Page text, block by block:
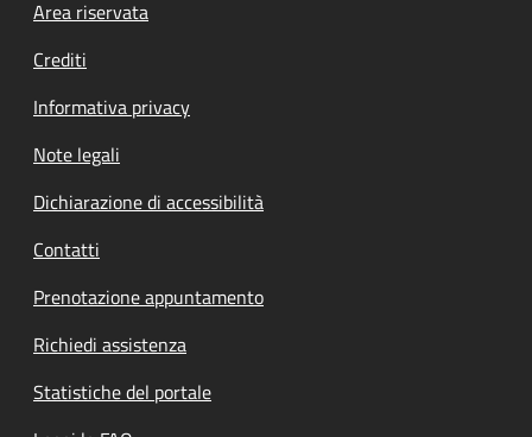
Footer menu
Area riservata
Crediti
Informativa privacy
Note legali
Dichiarazione di accessibilità
Contatti
Prenotazione appuntamento
Richiedi assistenza
Statistiche del portale